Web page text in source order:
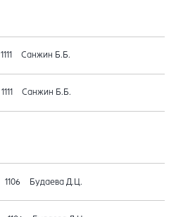
1111 Санжин Б.Б.
1111 Санжин Б.Б.
1106 Будаева Д.Ц.